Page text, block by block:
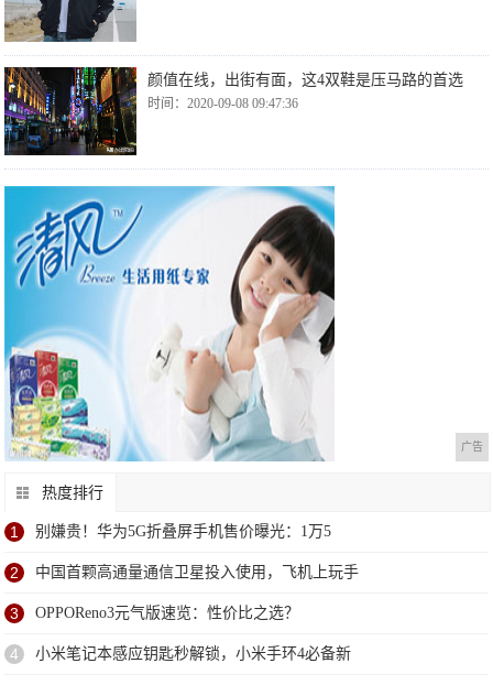
颜值在线，出街有面，这4双鞋是压马路的首选
时间：2020-09-08 09:47:36
广告
热度排行
1 别嫌贵！华为5G折叠屏手机售价曝光：1万5
2 中国首颗高通量通信卫星投入使用，飞机上玩手
3 OPPOReno3元气版速览：性价比之选？
4 小米笔记本感应钥匙秒解锁，小米手环4必备新